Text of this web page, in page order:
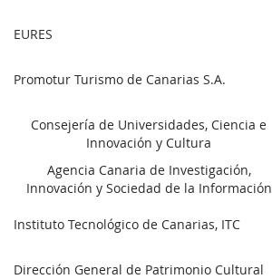
EURES
Promotur Turismo de Canarias S.A.
Consejería de Universidades, Ciencia e
Innovación y Cultura
Agencia Canaria de Investigación,
Innovación y Sociedad de la Información
Instituto Tecnológico de Canarias, ITC
Dirección General de Patrimonio Cultural